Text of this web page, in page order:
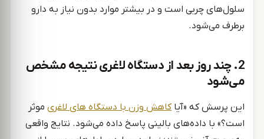
سلول‌های چربی است و در بیشتر موارد بدون نیاز به دارو
برطرف می‌شود.
2. چند روز بعد از دستگاه لاغری نتیجه مشخص
می‌شود
این پرسش که «آیاکاهش وزن با دستگاه های لاغریموثر
است؟» با داده‌های بالینی پاسخ داده می‌شود. نتایج واقعی